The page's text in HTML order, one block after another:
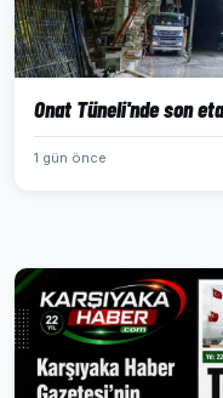
Onat Tüneli'nde son
1 gün önce